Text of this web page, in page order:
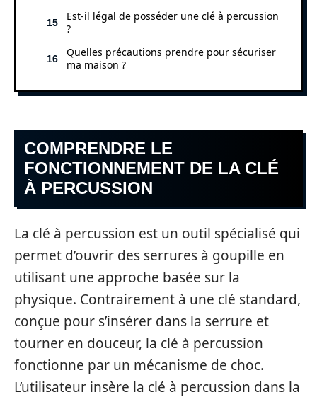
Est-il légal de posséder une clé à percussion
?
Quelles précautions prendre pour sécuriser
ma maison ?
COMPRENDRE LE
FONCTIONNEMENT DE LA CLÉ
À PERCUSSION
La clé à percussion est un outil spécialisé qui
permet d’ouvrir des serrures à goupille en
utilisant une approche basée sur la
physique. Contrairement à une clé standard,
conçue pour s’insérer dans la serrure et
tourner en douceur, la clé à percussion
fonctionne par un mécanisme de choc.
L’utilisateur insère la clé à percussion dans la